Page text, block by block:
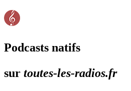
Podcasts natifs
sur toutes-les-radios.fr